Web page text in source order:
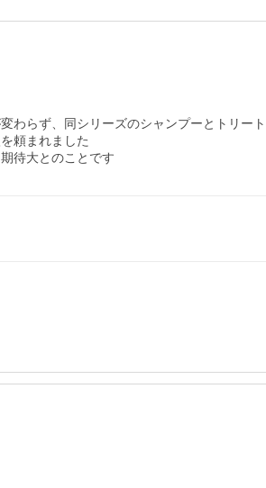
わらず、同シリーズのシャンプーとトリー
頼まれました